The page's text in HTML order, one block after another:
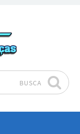
BUSCA